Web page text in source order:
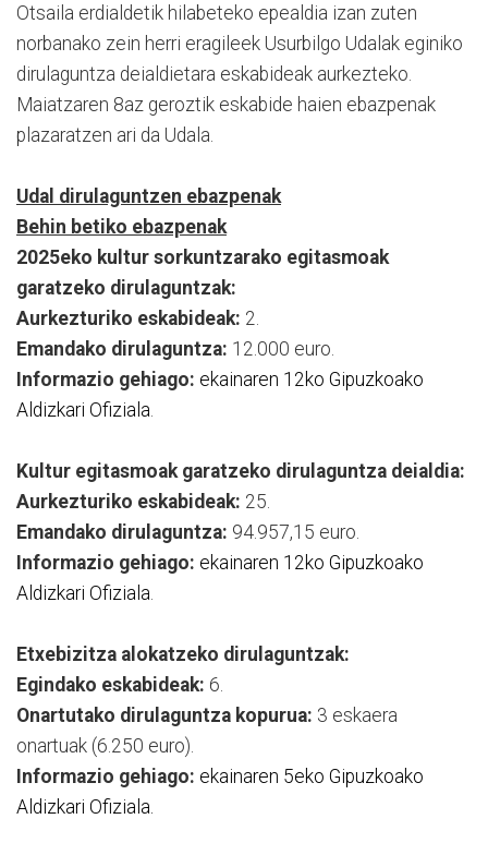
Otsaila erdialdetik hilabeteko epealdia izan zuten
norbanako zein herri eragileek Usurbilgo Udalak eginiko
dirulaguntza deialdietara eskabideak aurkezteko.
Maiatzaren 8az geroztik eskabide haien ebazpenak
plazaratzen ari da Udala.
Udal dirulaguntzen ebazpenak
Behin betiko ebazpenak
2025eko kultur sorkuntzarako egitasmoak
garatzeko dirulaguntzak:
Aurkezturiko eskabideak: 2.
Emandako dirulaguntza: 12.000 euro.
Informazio gehiago: ekainaren 12ko Gipuzkoako
Aldizkari Ofiziala
Kultur egitasmoak garatzeko dirulaguntza deialdia:
Aurkezturiko eskabideak: 25.
Emandako dirulaguntza: 94.957,15 euro.
Informazio gehiago: ekainaren 12ko Gipuzkoako
Aldizkari Ofiziala
Etxebizitza alokatzeko dirulaguntzak:
Egindako eskabideak: 6.
Onartutako dirulaguntza kopurua: 3 eskaera
onartuak (6.250 euro).
Informazio gehiago: ekainaren 5eko Gipuzkoako
Aldizkari Ofiziala.